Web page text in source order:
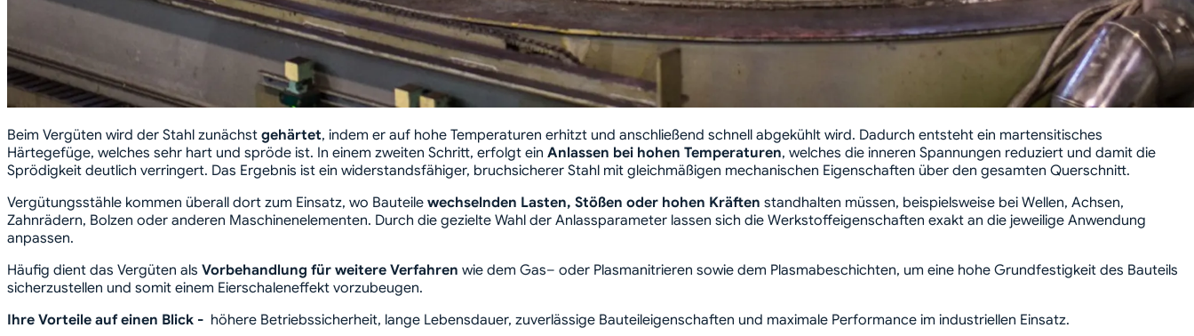
Beim Vergüten wird der Stahl zunächst gehärtet, indem er auf hohe Temperaturen erhitzt und anschließend schnell abgekühlt wird. Dadurch entsteht ein martensitisches
Härtegefüge, welches sehr hart und spröde ist. In einem zweiten Schritt, erfolgt ein Anlassen bei hohen Temperaturen, welches die inneren Spannungen reduziert und damit die
Sprödigkeit deutlich verringert. Das Ergebnis ist ein widerstandsfähiger, bruchsicherer Stahl mit gleichmäßigen mechanischen Eigenschaften über den gesamten Querschnitt.
Vergütungsstähle kommen überall dort zum Einsatz, wo Bauteile wechselnden Lasten, Stößen oder hohen Kräften standhalten müssen, beispielsweise bei Wellen, Achsen,
Zahnrädern, Bolzen oder anderen Maschinenelementen. Durch die gezielte Wahl der Anlassparameter lassen sich die Werkstoffeigenschaften exakt an die jeweilige Anwendung
anpassen.
Häufig dient das Vergüten als Vorbehandlung für weitere Verfahren wie dem Gas– oder Plasmanitrieren sowie dem Plasmabeschichten, um eine hohe Grundfestigkeit des Bauteils
sicherzustellen und somit einem Eierschaleneffekt vorzubeugen.
Ihre Vorteile auf einen Blick - höhere Betriebssicherheit, lange Lebensdauer, zuverlässige Bauteileigenschaften und maximale Performance im industriellen Einsatz.